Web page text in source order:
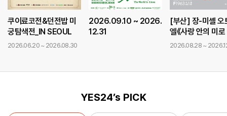
쿠이료코전&던전밥 미
궁탐색전_IN SEOUL
2026.06.20 ~ 2026.08.30
2026.09.10 ~ 2026.
12.31
[부산] 장-미셸 오
엘《사랑 안의 미
he Labyrinth
2026.08.28 ~
YES24’s PICK